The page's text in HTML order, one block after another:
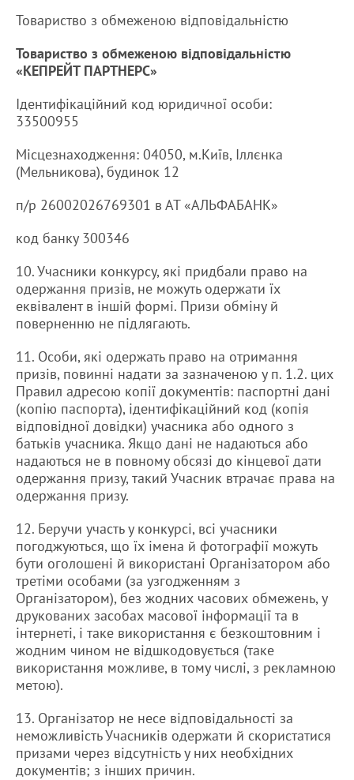
Товариство з обмеженою відповідальністю
Товариство з обмеженою відповідальністю
«КЕПРЕЙТ ПАРТНЕРС»
Ідентифікаційний код юридичної особи:
33500955
Місцезнаходження: 04050, м.Київ, Іллєнка
(Мельникова), будинок 12
п/р 26002026769301 в АТ «АЛЬФАБАНК»
код банку 300346
10. Учасники конкурсу, які придбали право на
одержання призів, не можуть одержати їх
еквівалент в іншій формі. Призи обміну й
поверненню не підлягають.
11. Особи, які одержать право на отримання
призів, повинні надати за зазначеною у п. 1.2. цих
Правил адресою копії документів: паспортні дані
(копію паспорта), ідентифікаційний код (копія
відповідної довідки) учасника або одного з
батьків учасника. Якщо дані не надаються або
надаються не в повному обсязі до кінцевої дати
одержання призу, такий Учасник втрачає права на
одержання призу.
12. Беручи участь у конкурсі, всі учасники
погоджуються, що їх імена й фотографії можуть
бути оголошені й використані Організатором або
третіми особами (за узгодженням з
Організатором), без жодних часових обмежень, у
друкованих засобах масової інформації та в
інтернеті, і таке використання є безкоштовним і
жодним чином не відшкодовується (таке
використання можливе, в тому числі, з рекламною
метою).
13. Організатор не несе відповідальності за
неможливість Учасників одержати й скористатися
призами через відсутність у них необхідних
документів; з інших причин.